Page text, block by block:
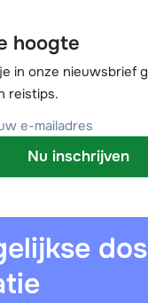
hoogte
in onze nieuwsbrief
reistips.
Nu inschrijven